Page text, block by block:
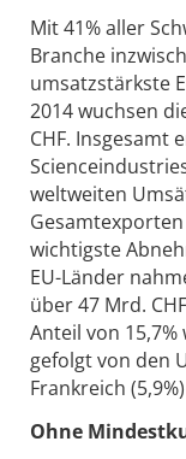
Mit 41% aller
Branche
umsatzstärkste
2014 wuchsen
CHF. Insgesamt
weltweiten
wichtigste
EU-Länder
über 47 Mrd.
Anteil von
gefolgt von den
Frankreich
Ohne